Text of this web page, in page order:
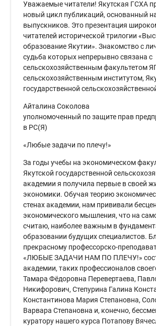
Уважаемые читатели! Якутская ГСХА
новый цикл публикаций, основанный
выпускников. Это презентация
читателей исторической трилогии
образование Якутии». Знакомство с
судьба которых непрерывно связана с
сельскохозяйственным факультетом
сельскохозяйственным институтом,
государственной
Айталина Соколова
уполномоченный по защите прав
в РС(Я)
«Любые задачи по плечу!»
За годы учебы на экономическом
Якутской государственной
академии я получила первые в своей
экономики. Обучая теорию
стенах академии, нам прививали
экономического мышления, что на
считаю, наиболее важным в
образовании будущих специалистов.
прекрасному профессорско-
«ЛЮБЫЕ ЗАДАЧИ НАМ ПО ПЛЕЧУ!»
академии, таких профессионалов
Тамара Фёдоровна Перевертаева,
Никифорович, Степурина Галина
Константинова Мария Степановна,
Варвара Степановна и, конечно,
куратору нашего курса Потапову